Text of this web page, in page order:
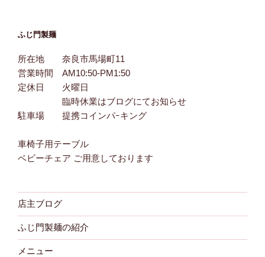
ふじ門製麺
所在地 奈良市馬場町11
営業時間 AM10:50-PM1:50
定休日 火曜日
臨時休業はブログにてお知らせ
駐車場 提携コインパｰキング
車椅子用テーブル
ベビーチェア ご用意しております
店主ブログ
ふじ門製麺の紹介
メニュー